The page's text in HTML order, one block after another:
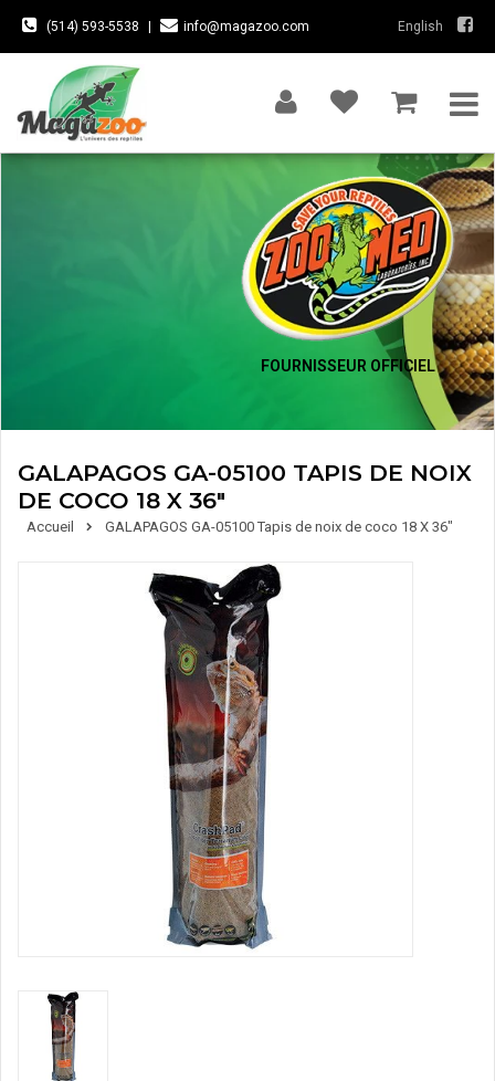
(514) 593-5538 info@magazoo.com English
FOURNISSEUR OFFICIEL
GALAPAGOS GA-05100 TAPIS DE NOIX
DE COCO 18 X 36"
Accueil GALAPAGOS GA-05100 Tapis de noix de coco 18 X 36"